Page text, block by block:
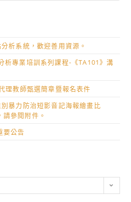
析系統，歡迎善用資源。
析專業培訓系列課程-《TA101》溝
理教師甄選簡章暨報名表件
暴力防治短影音記海報繪畫比
參閱附件。
要公告